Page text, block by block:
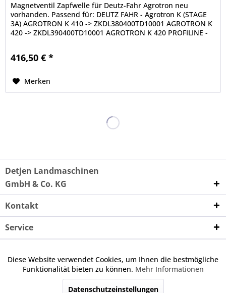
Magnetventil Zapfwelle für Deutz-Fahr Agrotron neu
vorhanden. Passend für: DEUTZ FAHR - Agrotron K (STAGE
3A) AGROTRON K 410 -> ZKDL380400TD10001 AGROTRON K
420 -> ZKDL390400TD10001 AGROTRON K 420 PROFILINE -
416,50 € *
Merken
Detjen Landmaschinen
GmbH & Co. KG
Kontakt
Service
angebotenen Ersatzteilen um keine Originalteile. Die
Funktionale Aktiv
Inaktiv
Diese Website verwendet Cookies, um Ihnen die bestmögliche
Funktionalität bieten zu können. Mehr Informationen
Datenschutzeinstellungen